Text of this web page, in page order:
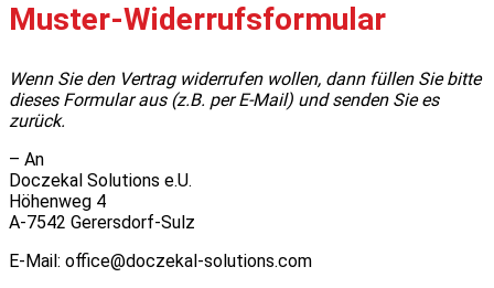
Muster-Widerrufsformular
Wenn Sie den Vertrag widerrufen wollen, dann füllen Sie bitte
dieses Formular aus (z.B. per E-Mail) und senden Sie es
zurück.
– An
Doczekal Solutions e.U.
Höhenweg 4
A-7542 Gerersdorf-Sulz
E-Mail: office@doczekal-solutions.com